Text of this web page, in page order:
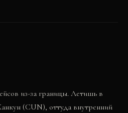
из-за границы. Летишь в
(CUN), оттуда внутренний